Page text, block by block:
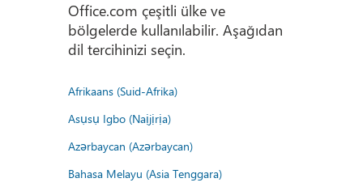
Office.com çeşitli ülke ve
bölgelerde kullanılabilir. Aşağıdan
dil tercihinizi seçin.
Afrikaans (Suid-Afrika)
Asụsụ Igbo (Naịjịrịa)
Azərbaycan (Azərbaycan)
Bahasa Melayu (Asia Tenggara)